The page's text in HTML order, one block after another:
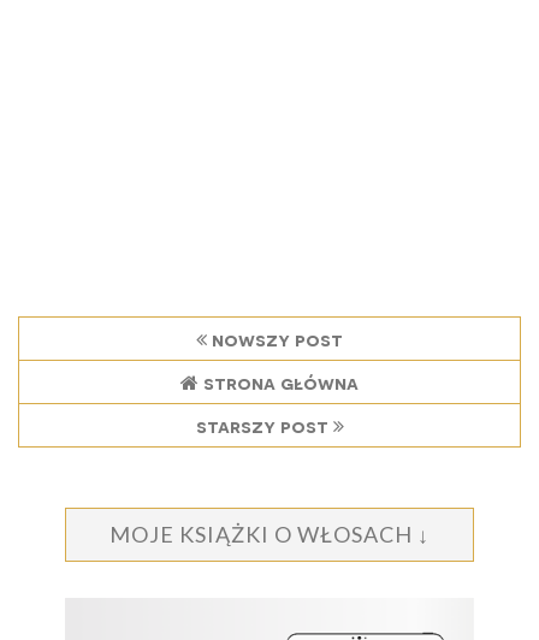
nowszy post
strona główna
starszy post
MOJE KSIĄŻKI O WŁOSACH ↓